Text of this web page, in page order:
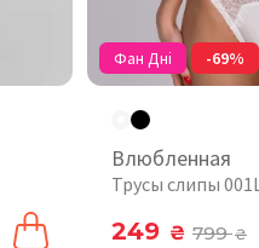
Фан Дні -69%
Влюбленная
Трусы слипы 001L
249 ₴ 799₴